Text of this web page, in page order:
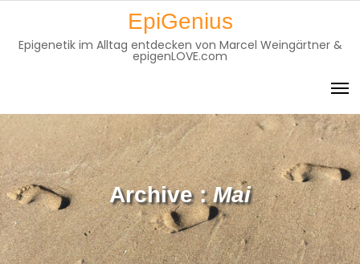
content
EpiGenius
Epigenetik im Alltag entdecken von Marcel Weingärtner &
epigenLOVE.com
Archive :Mai